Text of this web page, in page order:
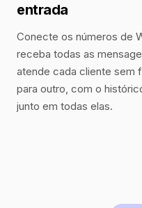
entrada
Conecte os números de
receba todas as
atende cada cliente sem
para outro, com o
junto em todas elas.